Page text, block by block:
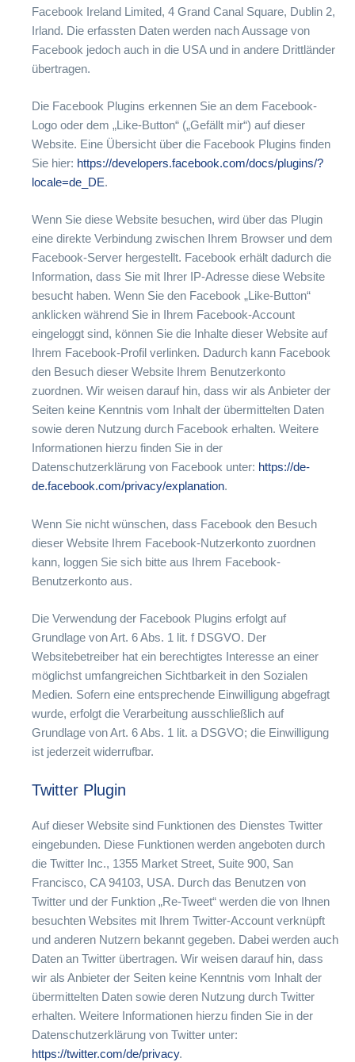
Facebook Ireland Limited, 4 Grand Canal Square, Dublin 2,
Irland. Die erfassten Daten werden nach Aussage von
Facebook jedoch auch in die USA und in andere Drittländer
übertragen.
Die Facebook Plugins erkennen Sie an dem Facebook-
Logo oder dem „Like-Button“ („Gefällt mir“) auf dieser
Website. Eine Übersicht über die Facebook Plugins finden
Sie hier: https://developers.facebook.com/docs/plugins/?
locale=de_DE.
Wenn Sie diese Website besuchen, wird über das Plugin
eine direkte Verbindung zwischen Ihrem Browser und dem
Facebook-Server hergestellt. Facebook erhält dadurch die
Information, dass Sie mit Ihrer IP-Adresse diese Website
besucht haben. Wenn Sie den Facebook „Like-Button“
anklicken während Sie in Ihrem Facebook-Account
eingeloggt sind, können Sie die Inhalte dieser Website auf
Ihrem Facebook-Profil verlinken. Dadurch kann Facebook
den Besuch dieser Website Ihrem Benutzerkonto
zuordnen. Wir weisen darauf hin, dass wir als Anbieter der
Seiten keine Kenntnis vom Inhalt der übermittelten Daten
sowie deren Nutzung durch Facebook erhalten. Weitere
Informationen hierzu finden Sie in der
Datenschutzerklärung von Facebook unter: https://de-
de.facebook.com/privacy/explanation.
Wenn Sie nicht wünschen, dass Facebook den Besuch
dieser Website Ihrem Facebook-Nutzerkonto zuordnen
kann, loggen Sie sich bitte aus Ihrem Facebook-
Benutzerkonto aus.
Die Verwendung der Facebook Plugins erfolgt auf
Grundlage von Art. 6 Abs. 1 lit. f DSGVO. Der
Websitebetreiber hat ein berechtigtes Interesse an einer
möglichst umfangreichen Sichtbarkeit in den Sozialen
Medien. Sofern eine entsprechende Einwilligung abgefragt
wurde, erfolgt die Verarbeitung ausschließlich auf
Grundlage von Art. 6 Abs. 1 lit. a DSGVO; die Einwilligung
ist jederzeit widerrufbar.
Twitter Plugin
Auf dieser Website sind Funktionen des Dienstes Twitter
eingebunden. Diese Funktionen werden angeboten durch
die Twitter Inc., 1355 Market Street, Suite 900, San
Francisco, CA 94103, USA. Durch das Benutzen von
Twitter und der Funktion „Re-Tweet“ werden die von Ihnen
besuchten Websites mit Ihrem Twitter-Account verknüpft
und anderen Nutzern bekannt gegeben. Dabei werden auch
Daten an Twitter übertragen. Wir weisen darauf hin, dass
wir als Anbieter der Seiten keine Kenntnis vom Inhalt der
übermittelten Daten sowie deren Nutzung durch Twitter
erhalten. Weitere Informationen hierzu finden Sie in der
Datenschutzerklärung von Twitter unter:
https://twitter.com/de/privacy.